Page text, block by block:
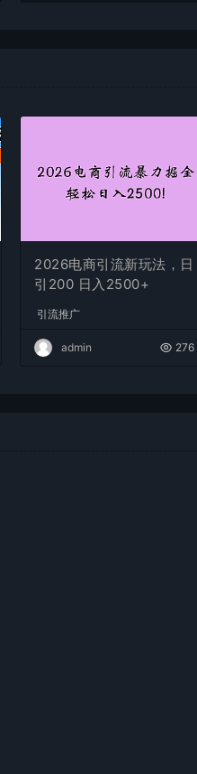
2026电商引流新玩法，日
引200 日入2500+
引流推广
admin 276